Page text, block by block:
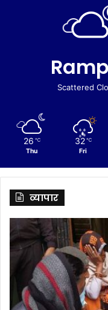
Scattered
26 ℃
Thu
32 ℃
Fri
व्यापार